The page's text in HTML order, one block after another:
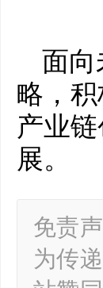
面向
略，
产业
展。
免责
为传